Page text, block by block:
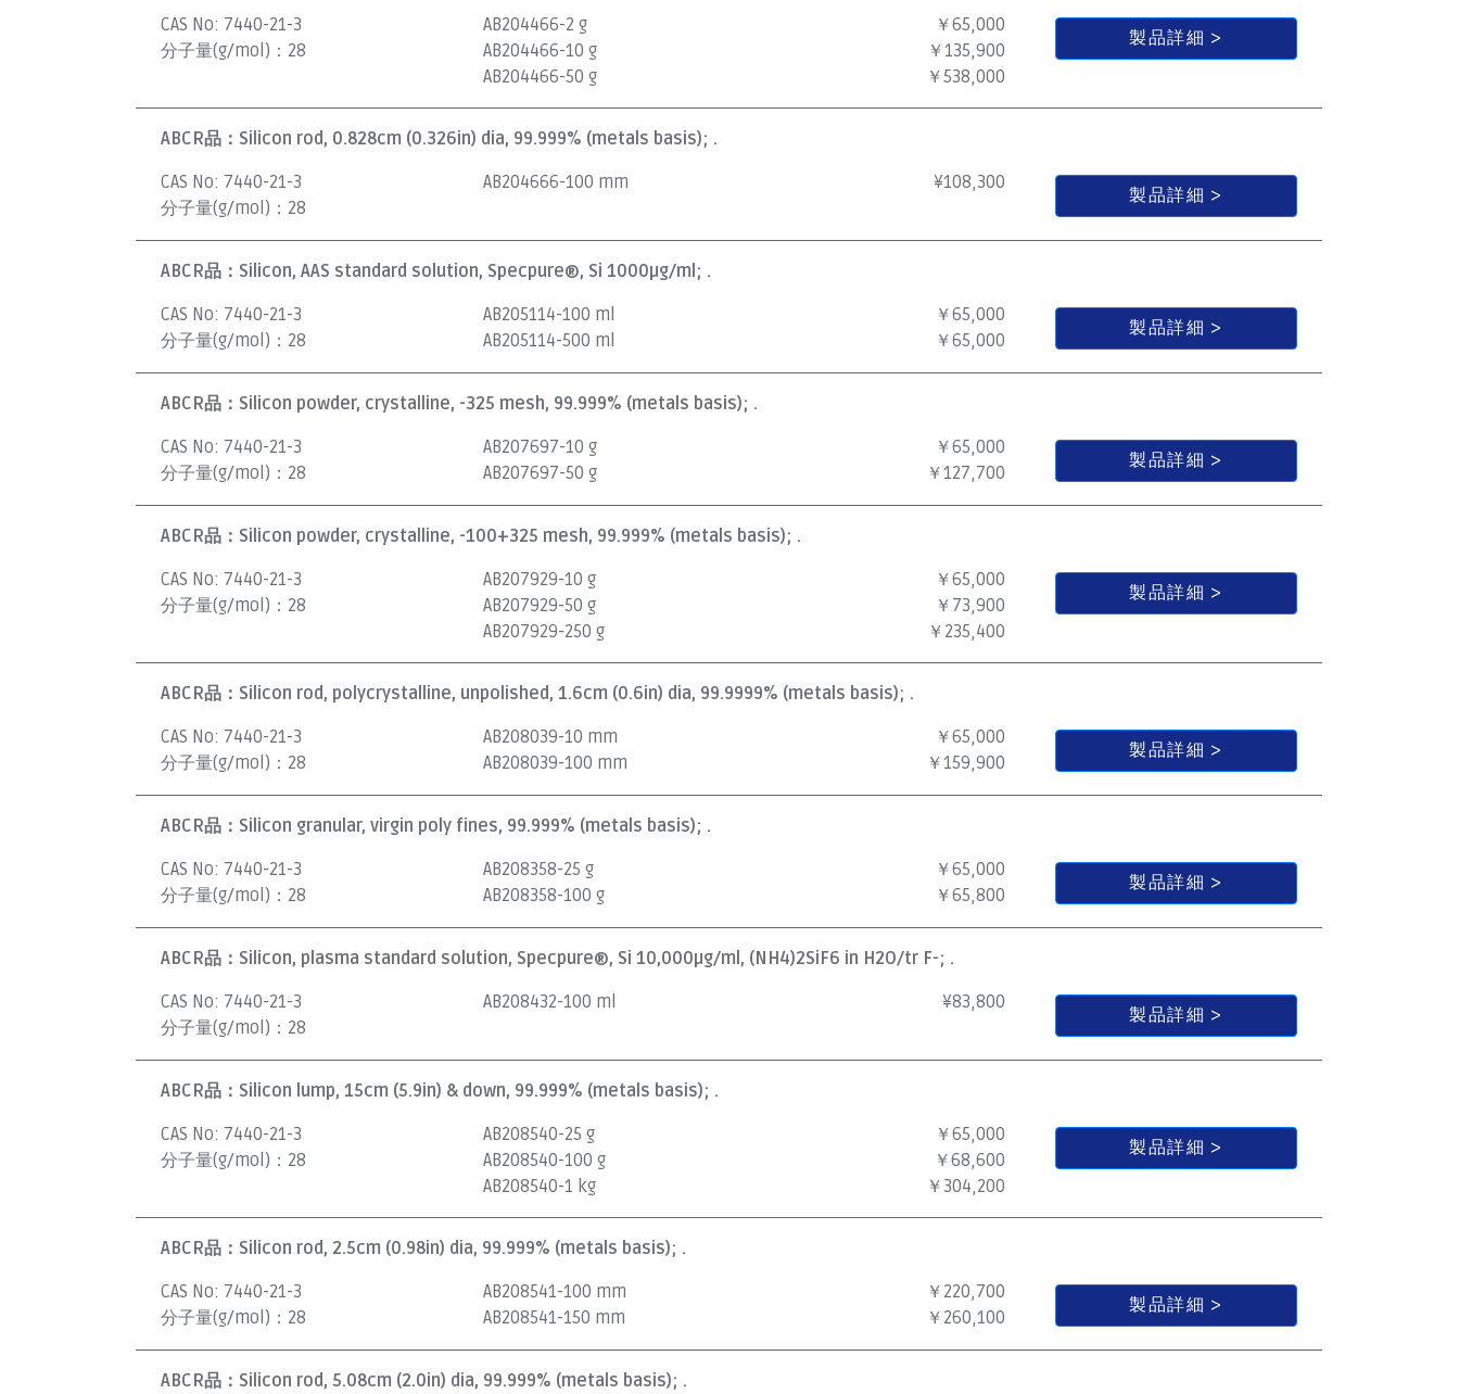
CAS No: 7440-21-3
分子量(g/mol)： 28
AB204466-2 g
AB204466-10 g
AB204466-50 g
￥65,000
￥135,900
￥538,000
製品詳細
ABCR品： Silicon rod, 0.828cm (0.326in) dia, 99.999% (metals basis); .
CAS No: 7440-21-3
分子量(g/mol)： 28
AB204666-100 mm ¥108,300
製品詳細
ABCR品： Silicon, AAS standard solution, Specpure®, Si 1000µg/ml; .
CAS No: 7440-21-3
分子量(g/mol)： 28
AB205114-100 ml
AB205114-500 ml
￥65,000
￥65,000
製品詳細
ABCR品： Silicon powder, crystalline, -325 mesh, 99.999% (metals basis); .
CAS No: 7440-21-3
分子量(g/mol)： 28
AB207697-10 g
AB207697-50 g
￥65,000
￥127,700
製品詳細
ABCR品： Silicon powder, crystalline, -100+325 mesh, 99.999% (metals basis); .
CAS No: 7440-21-3
分子量(g/mol)： 28
AB207929-10 g
AB207929-50 g
AB207929-250 g
￥65,000
￥73,900
￥235,400
製品詳細
ABCR品： Silicon rod, polycrystalline, unpolished, 1.6cm (0.6in) dia, 99.9999% (metals basis); .
CAS No: 7440-21-3
分子量(g/mol)： 28
AB208039-10 mm
AB208039-100 mm
￥65,000
￥159,900
製品詳細
ABCR品： Silicon granular, virgin poly fines, 99.999% (metals basis); .
CAS No: 7440-21-3
分子量(g/mol)： 28
AB208358-25 g
AB208358-100 g
￥65,000
￥65,800
製品詳細
ABCR品： Silicon, plasma standard solution, Specpure®, Si 10,000µg/ml, (NH4)2SiF6 in H2O/tr F-; .
CAS No: 7440-21-3
分子量(g/mol)： 28
AB208432-100 ml ¥83,800
製品詳細
ABCR品： Silicon lump, 15cm (5.9in) & down, 99.999% (metals basis); .
CAS No: 7440-21-3
分子量(g/mol)： 28
AB208540-25 g
AB208540-100 g
AB208540-1 kg
￥65,000
￥68,600
￥304,200
製品詳細
ABCR品： Silicon rod, 2.5cm (0.98in) dia, 99.999% (metals basis); .
CAS No: 7440-21-3
分子量(g/mol)： 28
AB208541-100 mm
AB208541-150 mm
￥220,700
￥260,100
製品詳細
ABCR品： Silicon rod, 5.08cm (2.0in) dia, 99.999% (metals basis); .